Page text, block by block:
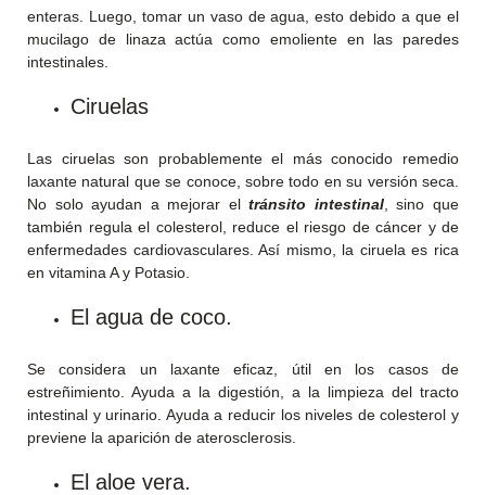
enteras. Luego, tomar un vaso de agua, esto debido a que el
mucilago de linaza actúa como emoliente en las paredes
intestinales.
Ciruelas
Las ciruelas son probablemente el más conocido remedio
laxante natural que se conoce, sobre todo en su versión seca.
No solo ayudan a mejorar eltránsito intestinal, sino que
también regula el colesterol, reduce el riesgo de cáncer y de
enfermedades cardiovasculares. Así mismo, la ciruela es rica
en vitamina A y Potasio.
El agua de coco.
Se considera un laxante eficaz, útil en los casos de
estreñimiento. Ayuda a la digestión, a la limpieza del tracto
intestinal y urinario. Ayuda a reducir los niveles de colesterol y
previene la aparición de aterosclerosis.
El aloe vera.